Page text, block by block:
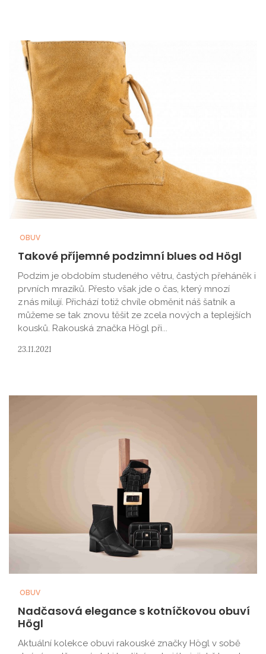
OBUV
Takové příjemné podzimní blues od Högl
Podzim je obdobím studeného větru, častých přeháněk i
prvních mrazíků. Přesto však jde o čas, který mnozí
z nás milují. Přichází totiž chvíle obměnit náš šatník a
můžeme se tak znovu těšit ze zcela nových a teplejších
kousků. Rakouská značka Högl při...
23.11.2021
OBUV
Nadčasová elegance s kotníčkovou obuví
Högl
Aktuální kolekce obuvi rakouské značky Högl v sobě